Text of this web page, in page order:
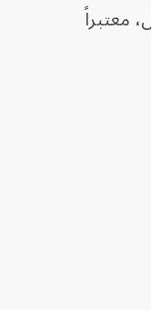
معتبراً